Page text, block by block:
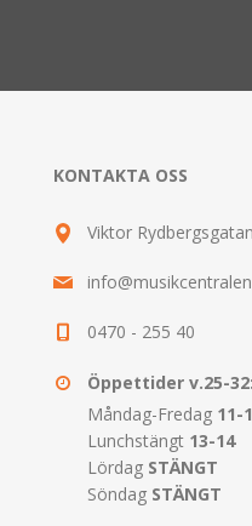
KONTAKTA OSS
Viktor
0470 - 255 40
Öppettider v.25-32:
Måndag-Fredag 11-
Lunchstängt 13-14
Lördag STÄNGT
Söndag STÄNGT